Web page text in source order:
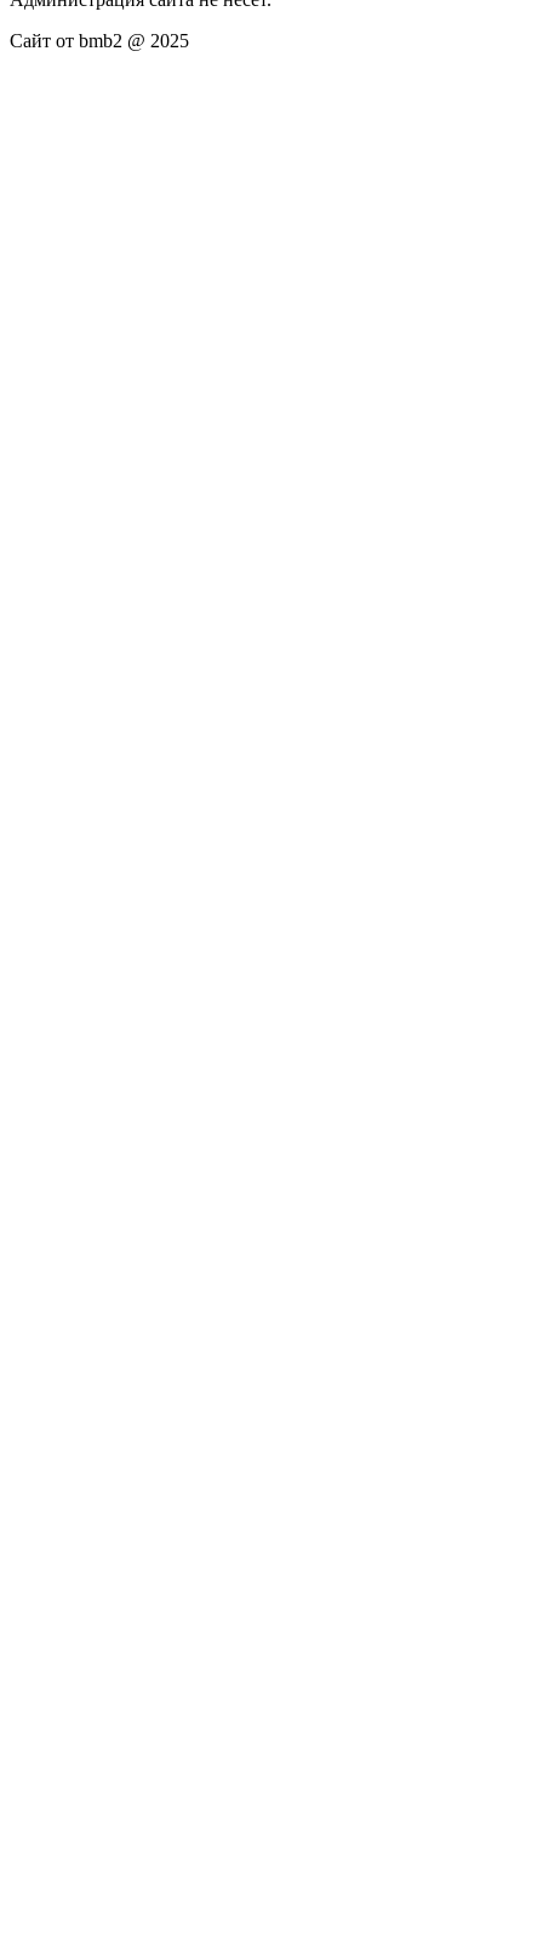
Сайт от bmb2 @ 2025